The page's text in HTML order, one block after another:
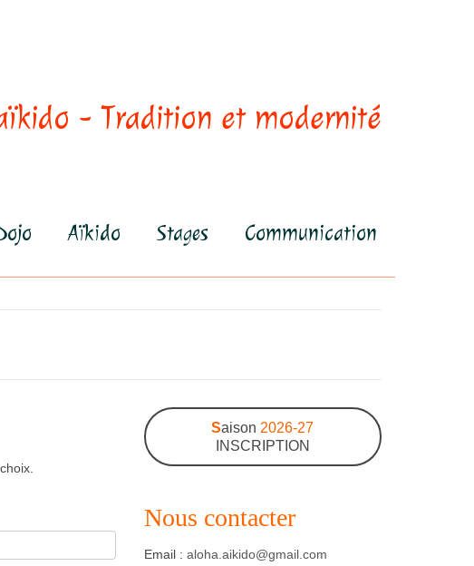
Aïkido Stages Communication
- Tradition et modernité
Saison 2026-27
INSCRIPTION
Nous contacter
Email : aloha.aikido@gmail.com